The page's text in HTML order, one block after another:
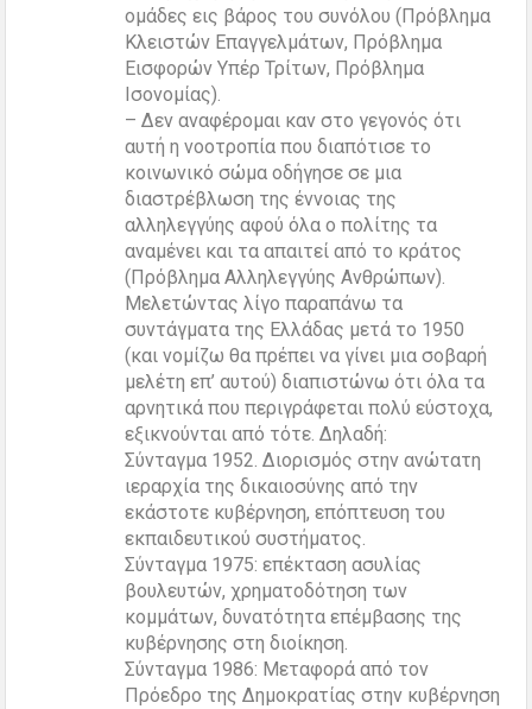
ομάδες εις βάρος του συνόλου (Πρόβλημα
Κλειστών Επαγγελμάτων, Πρόβλημα
Εισφορών Υπέρ Τρίτων, Πρόβλημα
Ισονομίας).
– Δεν αναφέρομαι καν στο γεγονός ότι
αυτή η νοοτροπία που διαπότισε το
κοινωνικό σώμα οδήγησε σε μια
διαστρέβλωση της έννοιας της
αλληλεγγύης αφού όλα ο πολίτης τα
αναμένει και τα απαιτεί από το κράτος
(Πρόβλημα Αλληλεγγύης Ανθρώπων).
Μελετώντας λίγο παραπάνω τα
συντάγματα της Ελλάδας μετά το 1950
(και νομίζω θα πρέπει να γίνει μια σοβαρή
μελέτη επ’ αυτού) διαπιστώνω ότι όλα τα
αρνητικά που περιγράφεται πολύ εύστοχα,
εξικνούνται από τότε. Δηλαδή:
Σύνταγμα 1952. Διορισμός στην ανώτατη
ιεραρχία της δικαιοσύνης από την
εκάστοτε κυβέρνηση, επόπτευση του
εκπαιδευτικού συστήματος.
Σύνταγμα 1975: επέκταση ασυλίας
βουλευτών, χρηματοδότηση των
κομμάτων, δυνατότητα επέμβασης της
κυβέρνησης στη διοίκηση.
Σύνταγμα 1986: Μεταφορά από τον
Πρόεδρο της Δημοκρατίας στην κυβέρνηση